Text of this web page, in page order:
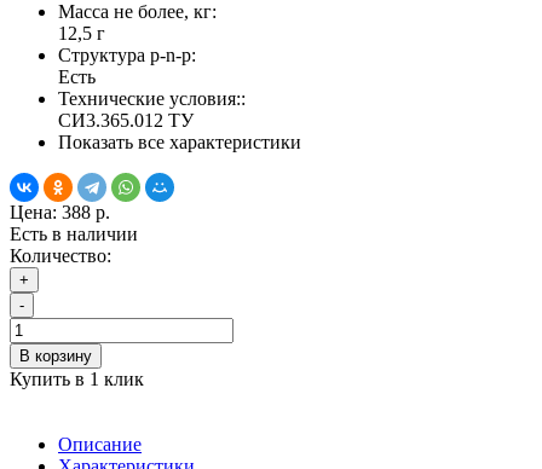
Масса не более, кг:
12,5 г
Структура p-n-p:
Есть
Технические условия::
СИ3.365.012 ТУ
Показать все характеристики
Цена: 388 р.
Есть в наличии
Количество:
+
-
В корзину
Купить в 1 клик
Описание